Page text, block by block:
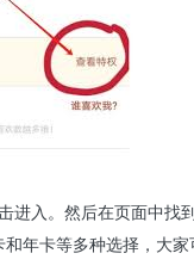
入。然后在页面中找
年卡等多种选择，大